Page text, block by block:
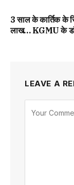
3 साल के कार्तिक के
लाख… KGMU के
LEAVE A